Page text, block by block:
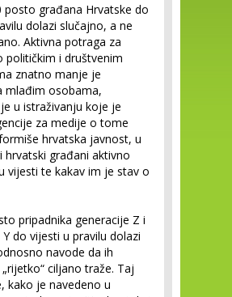
posto građana Hrvatske do
dolazi slučajno, a ne
Aktivna potraga za
političkim i društvenim
znatno manje je
mlađim osobama,
u istraživanju koje je
za medije o tome
hrvatska javnost, u
građani aktivno
vijesti te kakav im je stav o
pripadnika generacije Z i
do vijesti u pravilu dolazi
navode da ih
„rijetko“ ciljano traže. Taj
kako je navedeno u